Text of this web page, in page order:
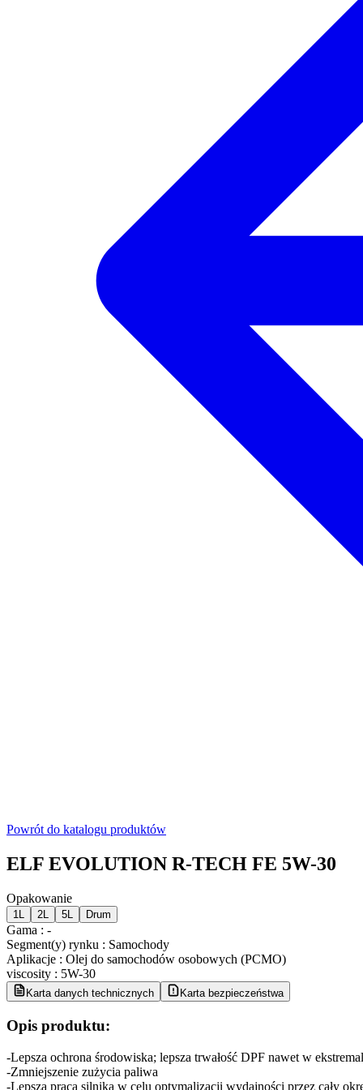
Powrót do katalogu produktów
ELF EVOLUTION R-TECH FE 5W-30
Opakowanie
1L 2L 5L Drum
Gama : -
Segment(y) rynku : Samochody
Aplikacje : Olej do samochodów osobowych (PCMO)
viscosity : 5W-30
Karta danych technicznych Karta bezpieczeństwa
Opis produktu:
-Lepsza ochrona środowiska; lepsza trwałość DPF nawet w
-Zmniejszenie zużycia paliwa
-Lepsza praca silnika w celu optymalizacji wydajności przez cały